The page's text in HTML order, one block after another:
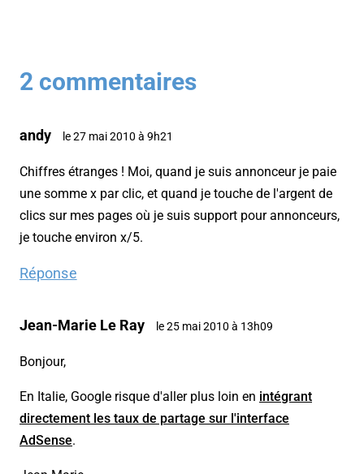
2 commentaires
andy le 27 mai 2010 à 9h21
Chiffres étranges ! Moi, quand je suis annonceur je paie
une somme x par clic, et quand je touche de l'argent de
clics sur mes pages où je suis support pour annonceurs,
je touche environ x/5.
Réponse
Jean-Marie Le Ray le 25 mai 2010 à 13h09
Bonjour,
En Italie, Google risque d'aller plus loin en intégrant
directement les taux de partage sur l'interface
AdSense.